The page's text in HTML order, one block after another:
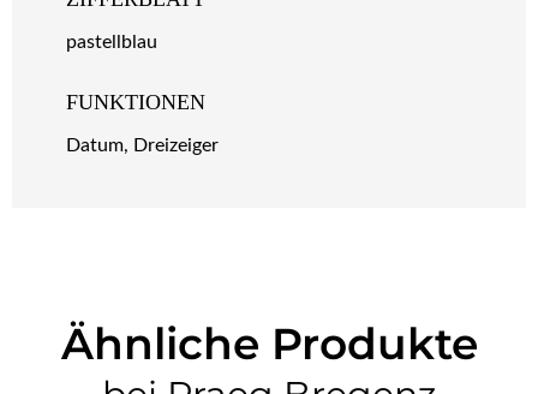
pastellblau
FUNKTIONEN
Datum, Dreizeiger
Ähnliche Produkte